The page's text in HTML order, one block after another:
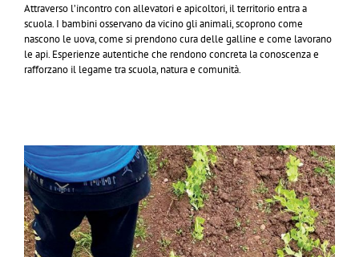
Attraverso l’incontro con allevatori e apicoltori, il territorio entra a
scuola. I bambini osservano da vicino gli animali, scoprono come
nascono le uova, come si prendono cura delle galline e come lavorano
le api. Esperienze autentiche che rendono concreta la conoscenza e
rafforzano il legame tra scuola, natura e comunità.